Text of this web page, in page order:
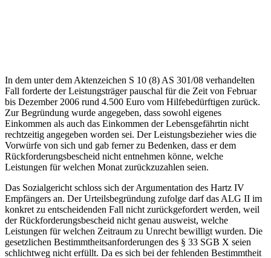
In dem unter dem Aktenzeichen S 10 (8) AS 301/08 verhandelten
Fall forderte der Leistungsträger pauschal für die Zeit von Februar
bis Dezember 2006 rund 4.500 Euro vom Hilfebedürftigen zurück.
Zur Begründung wurde angegeben, dass sowohl eigenes
Einkommen als auch das Einkommen der Lebensgefährtin nicht
rechtzeitig angegeben worden sei. Der Leistungsbezieher wies die
Vorwürfe von sich und gab ferner zu Bedenken, dass er dem
Rückforderungsbescheid nicht entnehmen könne, welche
Leistungen für welchen Monat zurückzuzahlen seien.
Das Sozialgericht schloss sich der Argumentation des Hartz IV
Empfängers an. Der Urteilsbegründung zufolge darf das ALG II im
konkret zu entscheidenden Fall nicht zurückgefordert werden, weil
der Rückforderungsbescheid nicht genau ausweist, welche
Leistungen für welchen Zeitraum zu Unrecht bewilligt wurden. Die
gesetzlichen Bestimmtheitsanforderungen des § 33 SGB X seien
schlichtweg nicht erfüllt. Da es sich bei der fehlenden Bestimmtheit